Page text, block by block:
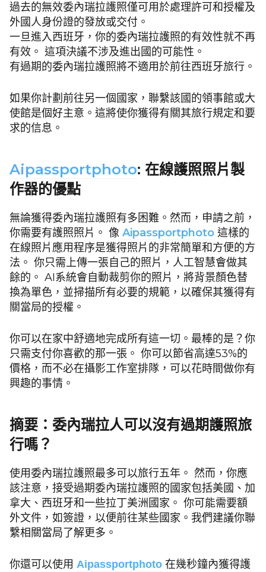
過去的無效委內瑞拉護照僅可用於處理許可和授權及
外國人身份證的發放或交付。
一旦進入西班牙，你的委內瑞拉護照的有效性就不再
有效。 這項決議不涉及進出國的可能性。
有過期的委內瑞拉護照將不適用於前往西班牙旅行。
如果你計劃前往另一個國家，聯繫該國的領事館或大
使館是個好主意。這將使你獲得有關其旅行規定和要
求的信息。
Aipassportphoto: 在線護照照片製
作器的優點
無論獲得委內瑞拉護照有多困難。然而，申請之前，
你需要有護照照片。 像 Aipassportphoto 這樣的
在線照片應用程序是獲得照片的非常簡單和方便的方
法。 你只需上傳一張自己的照片，人工智慧會做其
餘的。 AI系統會自動裁剪你的照片，將背景顏色替
換為單色，並掃描所有必要的規範，以確保其獲得有
關當局的授權。
你可以在家中舒適地完成所有這一切。最棒的是？你
只需支付你喜歡的那一張。 你可以節省高達53%的
價格，而不必在攝影工作室排隊，可以花時間做你有
興趣的事情。
摘要：委內瑞拉人可以沒有過期護照旅
行嗎？
使用委內瑞拉護照最多可以旅行五年。 然而，你應
該注意，接受過期委內瑞拉護照的國家包括美國、加
拿大、西班牙和一些拉丁美洲國家。 你可能需要額
外文件，如簽證，以便前往某些國家。我們建議你聯
繫相關當局了解更多。
你還可以使用 Aipassportphoto 在幾秒鐘內獲得護